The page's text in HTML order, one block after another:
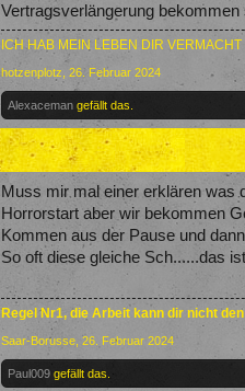
Vertragsverlängerung bekommen
ICH HAB MEIN LEBEN DIR
hotzenplotz 26. Februar 2024
Alexaceman gefällt das.
Muss mir mal einer erklären was
Horrorstart aber wir bekommen
Kommen aus der Pause und
So oft diese gleiche Sch......das
Regel Nr1, die Arbeit kann dir nicht
Saar-Borusse 26. Februar 2024
Paul009 gefällt das.